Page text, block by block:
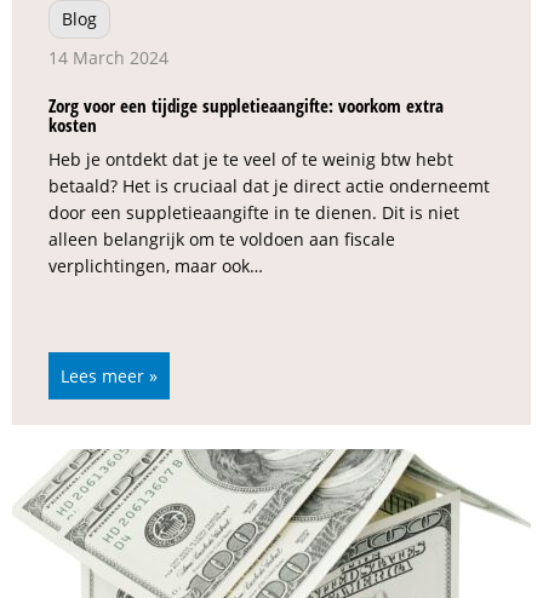
Blog
14 March 2024
Zorg voor een tijdige suppletieaangifte: voorkom extra
kosten
Heb je ontdekt dat je te veel of te weinig btw hebt
betaald? Het is cruciaal dat je direct actie onderneemt
door een suppletieaangifte in te dienen. Dit is niet
alleen belangrijk om te voldoen aan fiscale
verplichtingen, maar ook…
Lees meer »